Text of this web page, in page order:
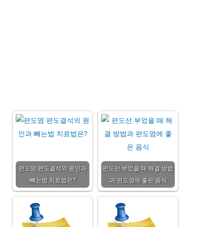
편도염 편도결석의 원인과
빼는법 치료법은?
편도선 부었을 때 해결 방법
과 편도염에 좋은 음식